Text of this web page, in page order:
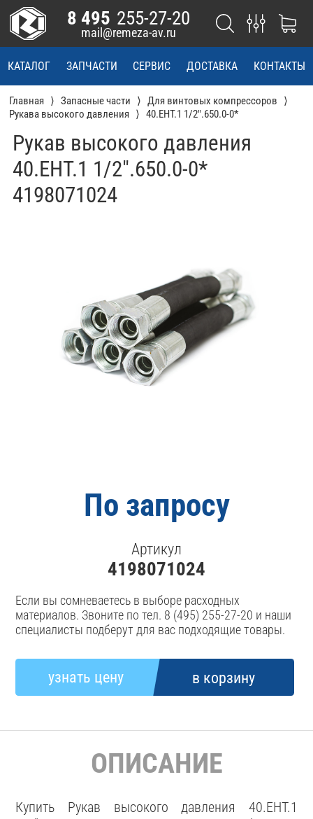
КАТАЛОГ ЗАПЧАСТИ СЕРВИС ДОСТАВКА КОНТАКТЫ
8 495 255-27-20
mail@remeza-av.ru
Главная Запасные части
Для винтовых компрессоров
Рукава высокого давления
40.EHT.1 1/2".650.0-0*
Рукав высокого давления
40.EHT.1 1/2".650.0-0*
4198071024
По запросу
Артикул
4198071024
Если вы сомневаетесь в выборе расходных
материалов. Звоните по тел. 8 (495) 255-27-20 и наши
специалисты подберут для вас подходящие товары.
ОПИСАНИЕ
Купить Рукав высокого давления 40.EHT.1